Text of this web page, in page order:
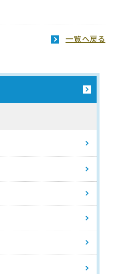
一覧へ戻る